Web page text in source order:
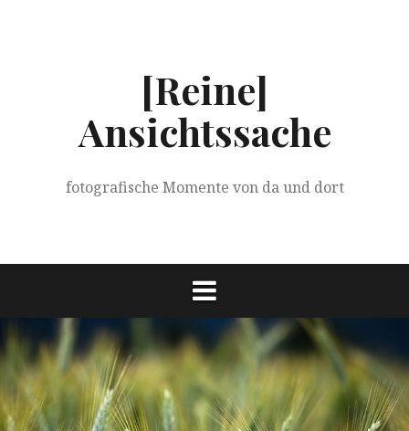
[Reine]
Ansichtssache
fotografische Momente von da und dort